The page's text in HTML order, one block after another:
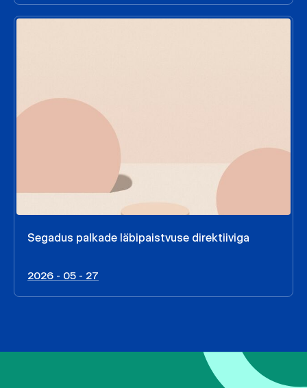
Segadus palkade läbipaistvuse direktiiviga
2026 - 05 - 27